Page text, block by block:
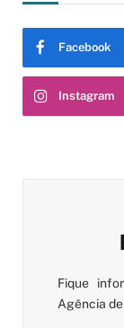
Facebook
Instagram
Fique
Agência